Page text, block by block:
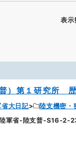
表示
）第１研究所
大日記 陸支機密・
軍省-陸支普-S16-2-